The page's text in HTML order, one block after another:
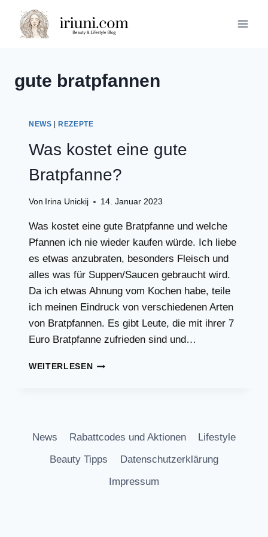
Inhalt
springen
gute bratpfannen
NEWS REZEPTE
Was kostet eine gute
Bratpfanne?
Von Irina Unickij 14. Januar 2023
Was kostet eine gute Bratpfanne und welche
Pfannen ich nie wieder kaufen würde. Ich liebe
es etwas anzubraten, besonders Fleisch und
alles was für Suppen/Saucen gebraucht wird.
Da ich etwas Ahnung vom Kochen habe, teile
ich meinen Eindruck von verschiedenen Arten
von Bratpfannen. Es gibt Leute, die mit ihrer 7
Euro Bratpfanne zufrieden sind und…
WEITERLESENWAS
News Rabattcodes und Aktionen
Lifestyle
Beauty Tipps
Datenschutzerklärung
Impressum